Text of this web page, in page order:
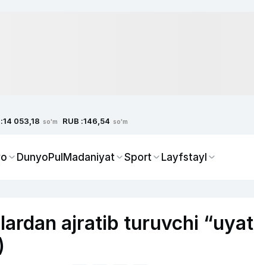
14 053,18 so'm RUB :146,54 so'm
DunyoPulMadaniyat Sport Layfstayl
ajratib turuvchi “uyat